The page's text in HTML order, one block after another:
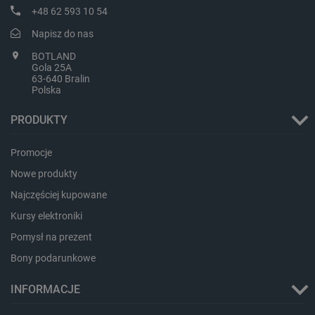
+48 62 593 10 54
Napisz do nas
BOTLAND
Gola 25A
63-640 Bralin
Polska
PRODUKTY
Promocje
Nowe produkty
Najczęściej kupowane
Kursy elektroniki
Pomysł na prezent
Bony podarunkowe
INFORMACJE